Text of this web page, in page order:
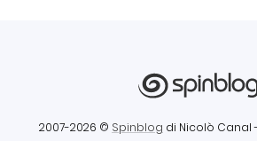
2007-2026 © Spinblog di Nicolò Canal